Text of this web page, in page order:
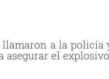
a la policía
el